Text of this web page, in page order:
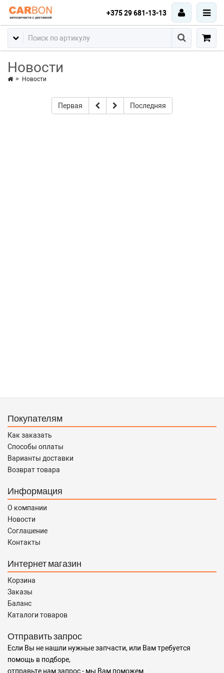
+375 29 681-13-13
Новости
Новости
Первая Последняя
Покупателям
Как заказать
Способы оплаты
Варианты доставки
Возврат товара
Информация
О компании
Новости
Соглашение
Контакты
Интернет магазин
Корзина
Заказы
Баланс
Каталоги товаров
Отправить запрос
Если Вы не нашли нужные запчасти, или Вам требуется
помощь в подборе,
отправьте нам запрос - мы Вам поможем